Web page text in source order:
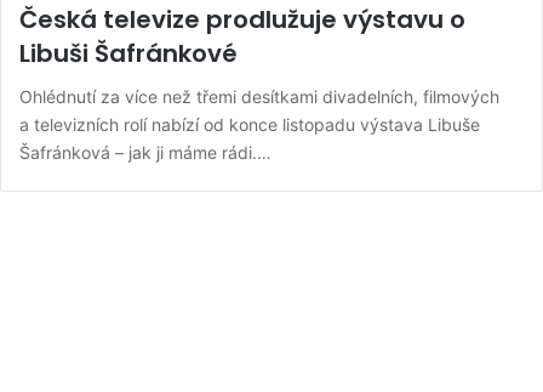
Česká televize prodlužuje výstavu o
Libuši Šafránkové
Ohlédnutí za více než třemi desítkami divadelních, filmových
a televizních rolí nabízí od konce listopadu výstava Libuše
Šafránková – jak ji máme rádi.…